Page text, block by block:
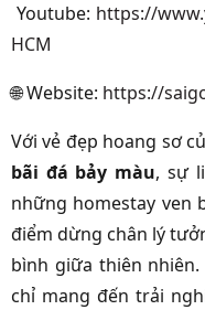
Youtube: https://
HCM
🌐Website: https://
Với vẻ đẹp hoang sơ
bãi đá bảy màu, sự
những homestay ven
điểm dừng chân lý
bình giữa thiên
chỉ mang đến trải